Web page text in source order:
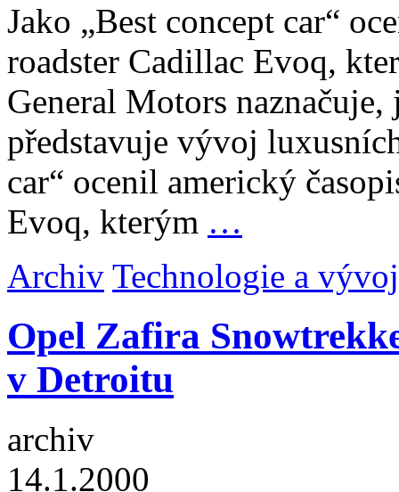
Jako „Best concept car“
roadster Cadillac Evoq,
General Motors
představuje vývoj
car“ ocenil americký
Evoq, kterým …
Archiv Technologie a vývoj
Opel Zafira
v Detroitu
archiv
14.1.2000